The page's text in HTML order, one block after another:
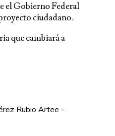
el Gobierno Federal
ciudadano.
que cambiará a
Rubio Artee -